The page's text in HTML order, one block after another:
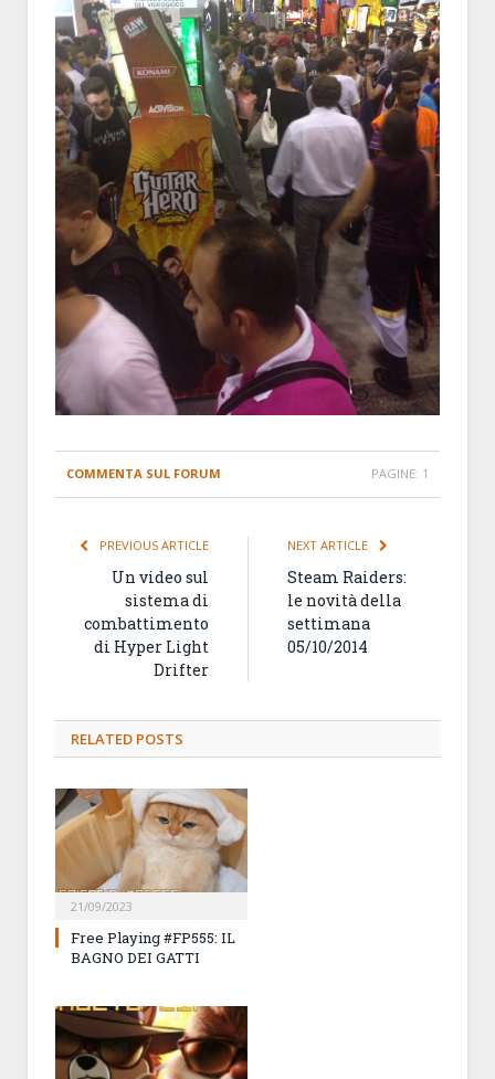
COMMENTA SUL FORUM PAGINE: 1
PREVIOUS ARTICLE
Un video sul
sistema di
combattimento
di Hyper Light
Drifter
NEXT ARTICLE
Steam Raiders:
le novità della
settimana
05/10/2014
RELATED POSTS
21/09/2023
Free Playing #FP555: IL
BAGNO DEI GATTI